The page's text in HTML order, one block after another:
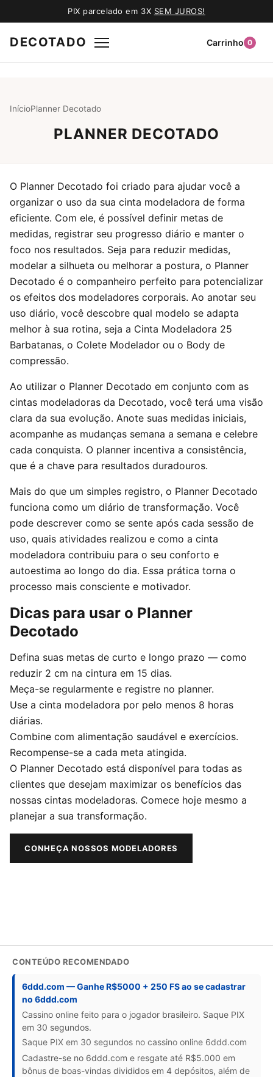
PIX parcelado em 3X SEM JUROS!
DECOTADO Carrinho 0
InícioPlanner Decotado
PLANNER DECOTADO
O Planner Decotado foi criado para ajudar você a
organizar o uso da sua cinta modeladora de forma
eficiente. Com ele, é possível definir metas de
medidas, registrar seu progresso diário e manter o
foco nos resultados. Seja para reduzir medidas,
modelar a silhueta ou melhorar a postura, o Planner
Decotado é o companheiro perfeito para potencializar
os efeitos dos modeladores corporais. Ao anotar seu
uso diário, você descobre qual modelo se adapta
melhor à sua rotina, seja a Cinta Modeladora 25
Barbatanas, o Colete Modelador ou o Body de
compressão.
Ao utilizar o Planner Decotado em conjunto com as
cintas modeladoras da Decotado, você terá uma visão
clara da sua evolução. Anote suas medidas iniciais,
acompanhe as mudanças semana a semana e celebre
cada conquista. O planner incentiva a consistência,
que é a chave para resultados duradouros.
Mais do que um simples registro, o Planner Decotado
funciona como um diário de transformação. Você
pode descrever como se sente após cada sessão de
uso, quais atividades realizou e como a cinta
modeladora contribuiu para o seu conforto e
autoestima ao longo do dia. Essa prática torna o
processo mais consciente e motivador.
Dicas para usar o Planner
Decotado
Defina suas metas de curto e longo prazo — como
reduzir 2 cm na cintura em 15 dias.
Meça-se regularmente e registre no planner.
Use a cinta modeladora por pelo menos 8 horas
diárias.
Combine com alimentação saudável e exercícios.
Recompense-se a cada meta atingida.
O Planner Decotado está disponível para todas as
clientes que desejam maximizar os benefícios das
nossas cintas modeladoras. Comece hoje mesmo a
planejar a sua transformação.
CONHEÇA NOSSOS MODELADORES
CONTEÚDO RECOMENDADO
6ddd.com — Ganhe R$5000 + 250 FS ao se cadastrar
no 6ddd.com
Cassino online feito para o jogador brasileiro. Saque PIX
em 30 segundos.
Saque PIX em 30 segundos no cassino online 6ddd.com
Cadastre-se no 6ddd.com e resgate até R$5.000 em
bônus de boas-vindas divididos em 4 depósitos, além de